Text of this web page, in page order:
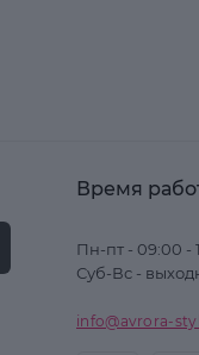
Время
Пн-пт - 09:00 -
Суб-Вс -
info@avrora-